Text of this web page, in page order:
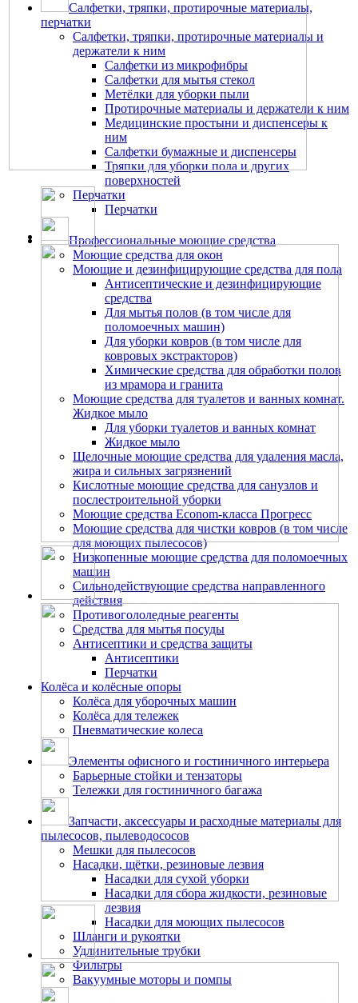
Салфетки, тряпки, протирочные материалы,
перчатки
Салфетки, тряпки, протирочные материалы и
держатели к ним
Салфетки из микрофибры
Салфетки для мытья стекол
Метёлки для уборки пыли
Протирочные материалы и держатели к ним
Медицинские простыни и диспенсеры к
ним
Салфетки бумажные и диспенсеры
Тряпки для уборки пола и других
поверхностей
Перчатки
Перчатки
Профессиональные моющие средства
Моющие средства для окон
Моющие и дезинфицирующие средства для пола
Антисептические и дезинфицирующие
средства
Для мытья полов (в том числе для
поломоечных машин)
Для уборки ковров (в том числе для
ковровых экстракторов)
Химические средства для обработки полов
из мрамора и гранита
Моющие средства для туалетов и ванных комнат.
Жидкое мыло
Для уборки туалетов и ванных комнат
Жидкое мыло
Щелочные моющие средства для удаления масла,
жира и сильных загрязнений
Кислотные моющие средства для санузлов и
послестроительной уборки
Моющие средства Econom-класса Прогресс
Моющие средства для чистки ковров (в том числе
для моющих пылесосов)
Низкопенные моющие средства для поломоечных
машин
Сильнодействующие средства направленного
действия
Противогололедные реагенты
Средства для мытья посуды
Антисептики и средства защиты
Антисептики
Перчатки
Колёса и колёсные опоры
Колёса для уборочных машин
Колёса для тележек
Пневматические колеса
Элементы офисного и гостиничного интерьера
Барьерные стойки и тензаторы
Тележки для гостиничного багажа
Запчасти, аксессуары и расходные материалы для
пылесосов, пылеводососов
Мешки для пылесосов
Насадки, щётки, резиновые лезвия
Насадки для сухой уборки
Насадки для сбора жидкости, резиновые
лезвия
Насадки для моющих пылесосов
Шланги и рукоятки
Удлинительные трубки
Фильтры
Вакуумные моторы и помпы